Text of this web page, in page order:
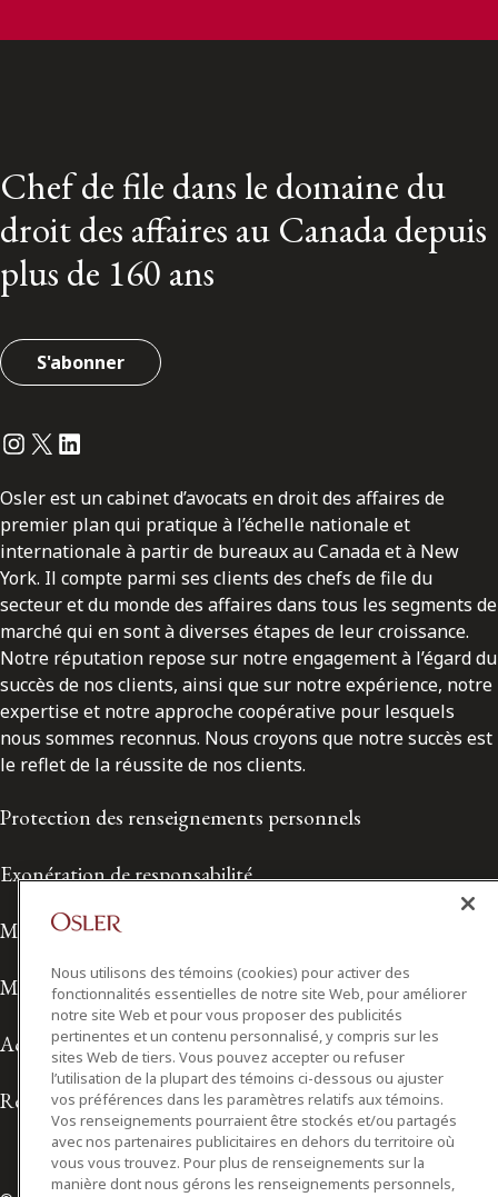
Chef de file dans le domaine du
droit des affaires au Canada depuis
plus de 160 ans
S'abonner
Instagram
Twitter
LinkedIn
Osler est un cabinet d’avocats en droit des affaires de
premier plan qui pratique à l’échelle nationale et
internationale à partir de bureaux au Canada et à New
York. Il compte parmi ses clients des chefs de file du
secteur et du monde des affaires dans tous les segments de
marché qui en sont à diverses étapes de leur croissance.
Notre réputation repose sur notre engagement à l’égard du
succès de nos clients, ainsi que sur notre expérience, notre
expertise et notre approche coopérative pour lesquels
nous sommes reconnus. Nous croyons que notre succès est
le reflet de la réussite de nos clients.
Protection des renseignements personnels
Exonération de responsabilité
Modalités de prestation de services
Modalités d'utilisation
Accessibilité
Relations avec les médias
Nous utilisons des témoins (cookies) pour activer des
fonctionnalités essentielles de notre site Web, pour améliorer
notre site Web et pour vous proposer des publicités
pertinentes et un contenu personnalisé, y compris sur les
sites Web de tiers. Vous pouvez accepter ou refuser
l’utilisation de la plupart des témoins ci-dessous ou ajuster
vos préférences dans les paramètres relatifs aux témoins.
Vos renseignements pourraient être stockés et/ou partagés
avec nos partenaires publicitaires en dehors du territoire où
vous vous trouvez. Pour plus de renseignements sur la
manière dont nous gérons les renseignements personnels,